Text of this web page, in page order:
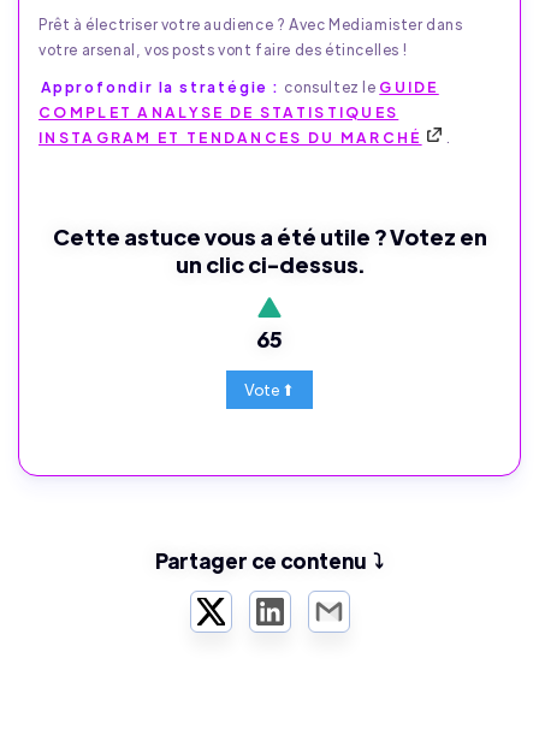
Prêt à électriser votre audience ? Avec Mediamister dans
votre arsenal, vos posts vont faire des étincelles !
Approfondir la stratégie : consultez le GUIDE
COMPLET ANALYSE DE STATISTIQUES
INSTAGRAM ET TENDANCES DU MARCHÉ
.
Cette astuce vous a été utile ? Votez en
un clic ci-dessus.
65
Partager ce contenu ⤵️
TwitterLinkedInEmail